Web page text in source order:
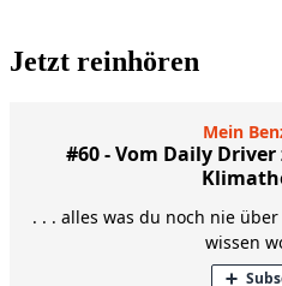
Jetzt reinhören